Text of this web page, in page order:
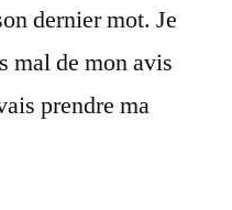
dernier mot. Je
mal de mon avis
prendre ma